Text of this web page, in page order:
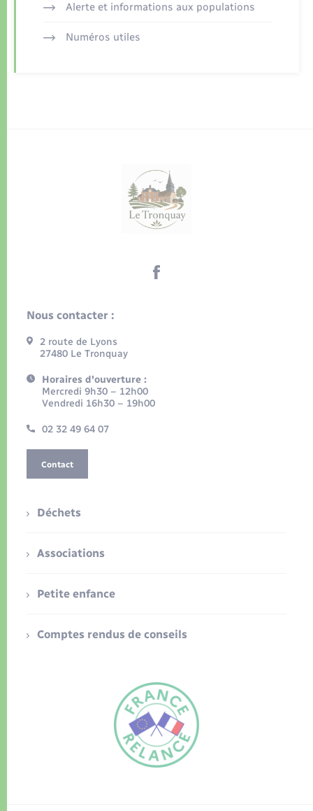
Alerte et informations aux populations
Numéros utiles
Nous contacter :
2 route de Lyons
27480 Le Tronquay
Horaires d'ouverture :
Mercredi 9h30 – 12h00
Vendredi 16h30 – 19h00
02 32 49 64 07
Contact
Déchets
Associations
Petite enfance
Comptes rendus de conseils